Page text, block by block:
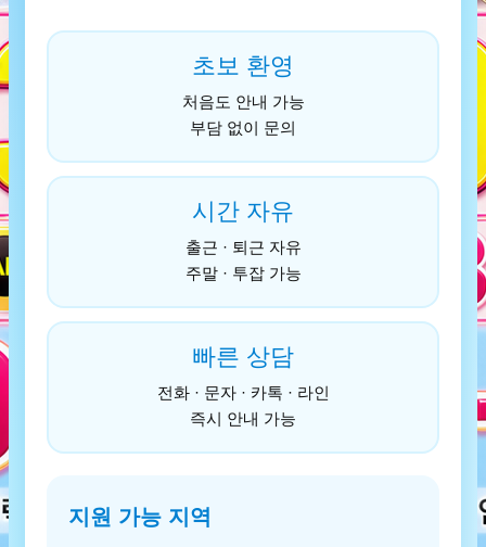
초보 환영
처음도 안내 가능
부담 없이 문의
시간 자유
출근 · 퇴근 자유
주말 · 투잡 가능
빠른 상담
전화 · 문자 · 카톡 · 라인
즉시 안내 가능
지원 가능 지역